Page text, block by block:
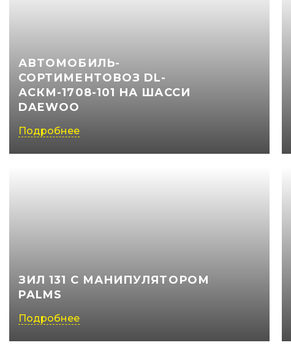
АВТОМОБИЛЬ-
СОРТИМЕНТОВОЗ DL-
АСКМ-1708-101 НА ШАССИ
DAEWOO
Подробнее
ЗИЛ 131 С МАНИПУЛЯТОРОМ
PALMS
Подробнее